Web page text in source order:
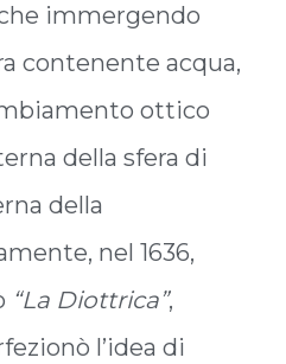
immergendo
contenente acqua,
ottico
della sfera di
della
nel 1636,
“La Diottrica”,
l’idea di